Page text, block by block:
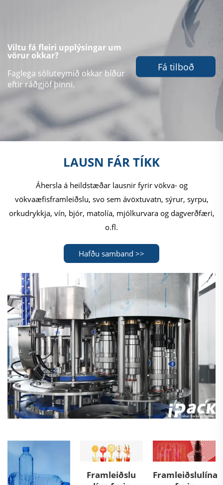
Viltu fá fleiri upplýsingar um
vörur okkar?
Faglega söluteymið okkar bíður
eftir ráðgjöf þinni.
Fá tilboð
LAUSN FÁR TÍKK
Áhersla á heildstæðar lausnir fyrir vökva- og
vökvaæfisframleiðslu, svo sem ávöxtuvatn, sýrur, syrpu,
orkudrykkja, vín, bjór, matolía, mjólkurvara og dagverðfæri,
o.fl.
Hafðu samband >>
Framleiðslu
Framleiðslulína